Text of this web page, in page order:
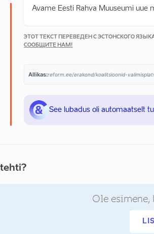
Avame Eesti Rahva Muuseumi uue
ЭТОТ ТЕКСТ ПЕРЕВЕДЕН С ЭСТОНСКОГО
СООБЩИТЕ НАМ!
Allikas:reform.ee/erakond/koalitsioonid-
See lubadus oli automaatselt
Ole esimene,